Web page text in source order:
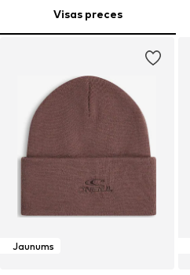
Visas preces
Jaunums